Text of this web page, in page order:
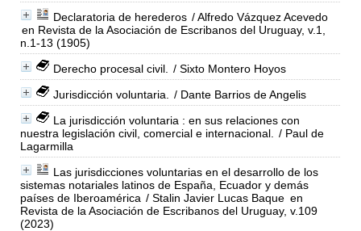
Declaratoria de herederos / Alfredo Vázquez Acevedo
en Revista de la Asociación de Escribanos del Uruguay, v.1,
n.1-13 (1905)
Derecho procesal civil.
/ Sixto Montero Hoyos
Jurisdicción voluntaria.
/ Dante Barrios de Angelis
La jurisdicción voluntaria : en sus relaciones con
nuestra legislación civil, comercial e internacional.
/ Paul de
Lagarmilla
Las jurisdicciones voluntarias en el desarrollo de los
sistemas notariales latinos de España, Ecuador y demás
países de Iberoamérica / Stalin Javier Lucas Baque en
Revista de la Asociación de Escribanos del Uruguay, v.109
(2023)